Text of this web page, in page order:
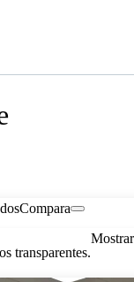
Compara
transparentes.